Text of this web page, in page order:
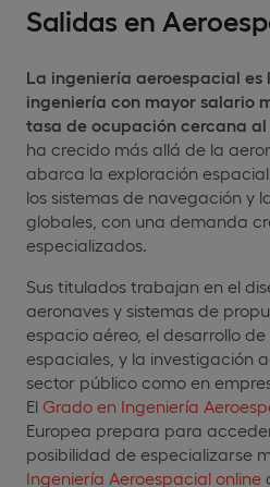
Salidas en
La ingeniería aeroespacial
ingeniería con mayor salario
tasa de ocupación cercana al
ha crecido más allá de la
abarca la exploración
los sistemas de navegación y
globales, con una demanda
especializados.
Sus titulados trabajan en el
aeronaves y sistemas de
espacio aéreo, el desarrollo de
espaciales, y la investigación
sector público como en
El Grado en Ingeniería
Europea prepara para
posibilidad de especializarse
Ingeniería Aeroespacial online